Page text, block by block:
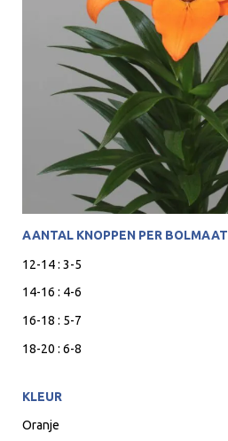
AANTAL KNOPPEN PER BOLMAAT
12-14 : 3-5
14-16 : 4-6
16-18 : 5-7
18-20 : 6-8
KLEUR
Oranje